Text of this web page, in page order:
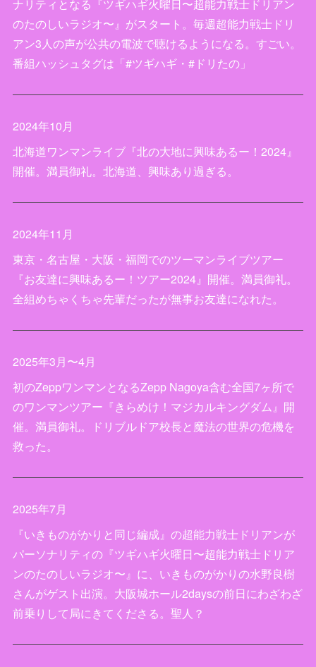
ナリティとなる『ツギハギ火曜日〜超能力戦士ドリアン
のたのしいラジオ〜』がスタート。毎週超能力戦士ドリ
アン3人の声が公共の電波で聴けるようになる。すごい。
番組ハッシュタグは「#ツギハギ・#ドリたの」
2024年10月
北海道ワンマンライブ『北の大地に興味あるー！2024』
開催。満員御礼。北海道、興味あり過ぎる。
2024年11月
東京・名古屋・大阪・福岡でのツーマンライブツアー
『お友達に興味あるー！ツアー2024』開催。満員御礼。
全組めちゃくちゃ先輩だったが無事お友達になれた。
2025年3月〜4月
初のZeppワンマンとなるZepp Nagoya含む全国7ヶ所で
のワンマンツアー『きらめけ！マジカルキングダム』開
催。満員御礼。ドリブルドア校長と魔法の世界の危機を
救った。
2025年7月
『いきものがかりと同じ編成』の超能力戦士ドリアンが
パーソナリティの『ツギハギ火曜日〜超能力戦士ドリア
ンのたのしいラジオ〜』に、いきものがかりの水野良樹
さんがゲスト出演。大阪城ホール2daysの前日にわざわざ
前乗りして局にきてくださる。聖人？